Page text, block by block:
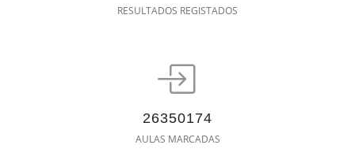
RESULTADOS REGISTADOS
26350174
AULAS MARCADAS